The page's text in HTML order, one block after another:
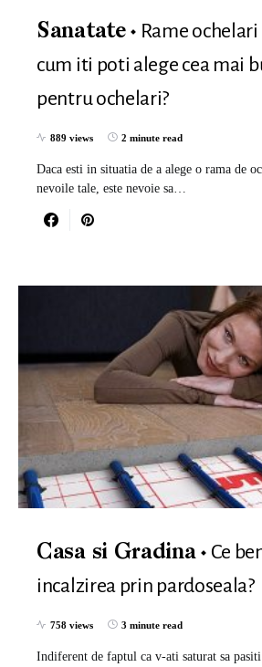
Sanatate
Rame
cum iti poti alege cea mai
pentru ochelari?
889 views 2 minute read
Daca esti in situatia de a alege o rama de
nevoile tale, este nevoie sa…
Casa si Gradina
Ce
incalzirea prin pardoseala?
758 views 3 minute read
Indiferent de faptul ca v-ati saturat sa pasiti